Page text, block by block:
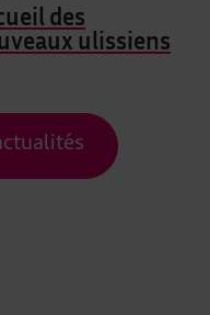
des
ulissiens